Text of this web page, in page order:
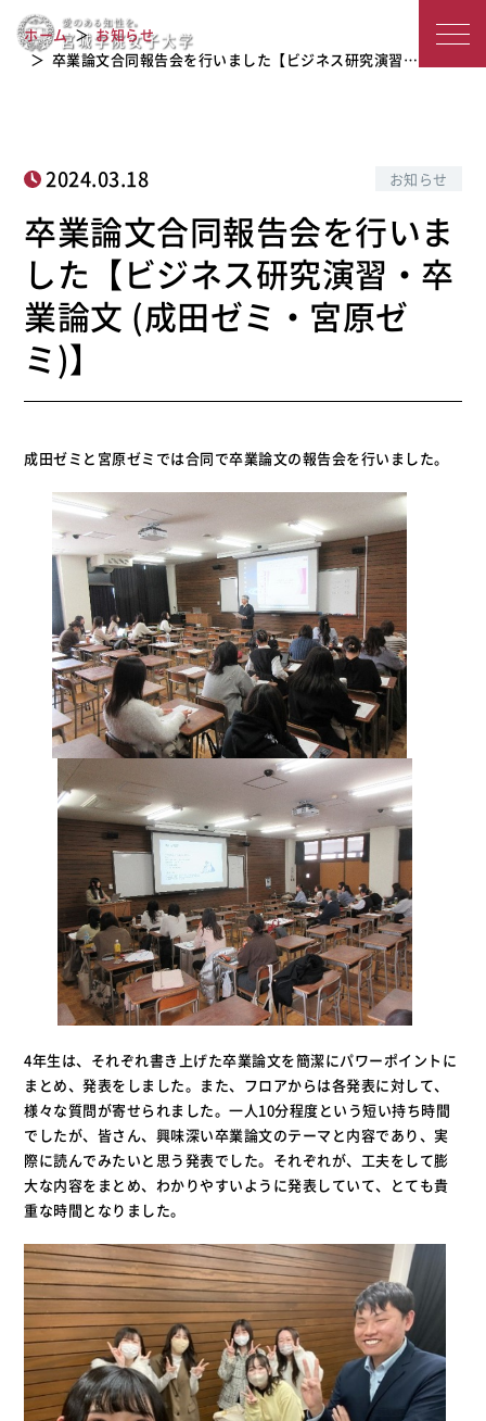
城
子
大
学
ジネス研究演習・卒業論文 (成田ゼ
ミ・宮原ゼミ)】
ホーム
お知らせ
卒業論文合同報告会を行いました【ビジネス研究演習…
2024.03.18 お知らせ
卒業論文合同報告会を行いま
した【ビジネス研究演習・卒
業論文 (成田ゼミ・宮原ゼ
ミ)】
成田ゼミと宮原ゼミでは合同で卒業論文の報告会を行いました。
4年生は、それぞれ書き上げた卒業論文を簡潔にパワーポイントに
まとめ、発表をしました。また、フロアからは各発表に対して、
様々な質問が寄せられました。一人10分程度という短い持ち時間
でしたが、皆さん、興味深い卒業論文のテーマと内容であり、実
際に読んでみたいと思う発表でした。それぞれが、工夫をして膨
大な内容をまとめ、わかりやすいように発表していて、とても貴
重な時間となりました。